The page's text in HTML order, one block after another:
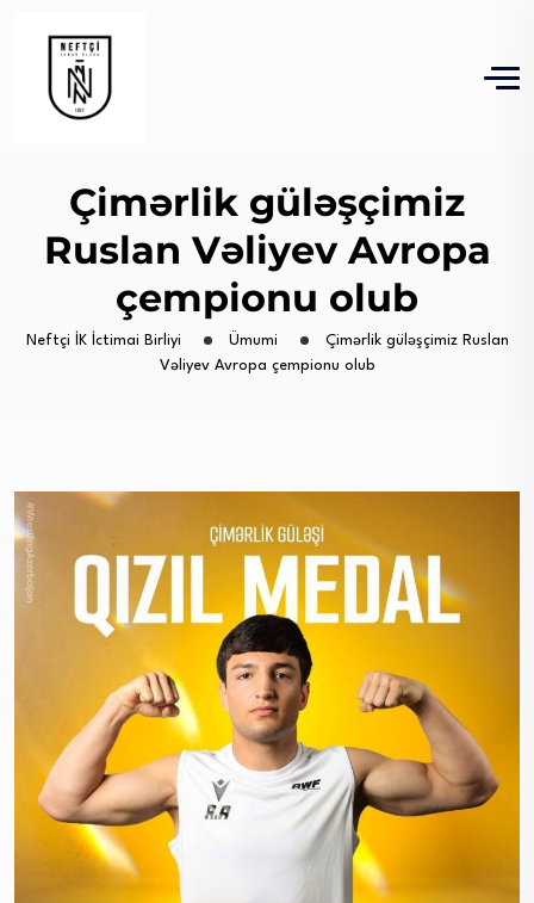
Çimərlik güləşçimiz
Ruslan Vəliyev Avropa
çempionu olub
Neftçi İK İctimai Birliyi Ümumi
Çimərlik güləşçimiz Ruslan
Vəliyev Avropa çempionu olub